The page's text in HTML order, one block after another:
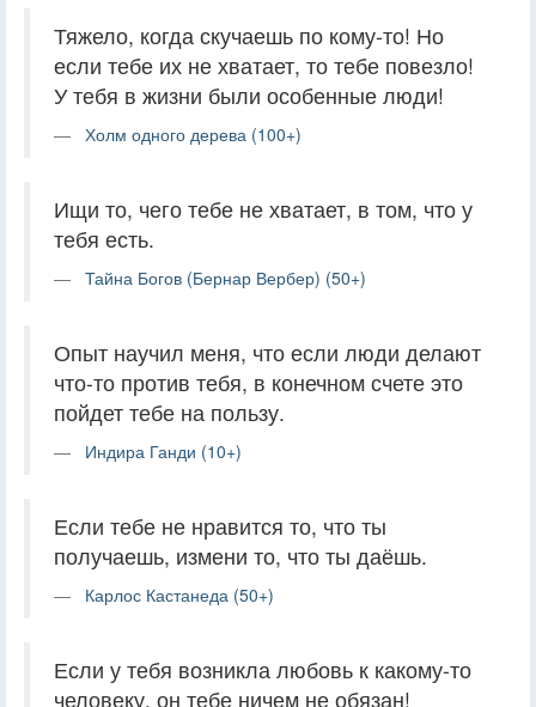
Тяжело, когда скучаешь по кому-то! Но
если тебе их не хватает, то тебе повезло!
У тебя в жизни были особенные люди!
Холм одного дерева (100+)
Ищи то, чего тебе не хватает, в том, что у
тебя есть.
Тайна Богов (Бернар Вербер) (50+)
Опыт научил меня, что если люди делают
что-то против тебя, в конечном счете это
пойдет тебе на пользу.
Индира Ганди (10+)
Если тебе не нравится то, что ты
получаешь, измени то, что ты даёшь.
Карлос Кастанеда (50+)
Если у тебя возникла любовь к какому-то
человеку, он тебе ничем не обязан!